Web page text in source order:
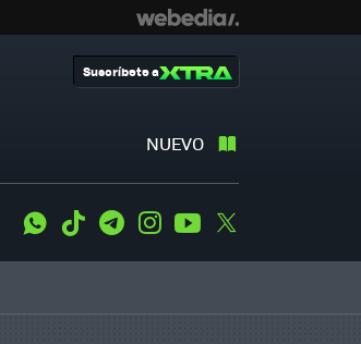
NUEVO
Suscríbete a
WhatsApp
Tiktok TelegramInstagramYoutube